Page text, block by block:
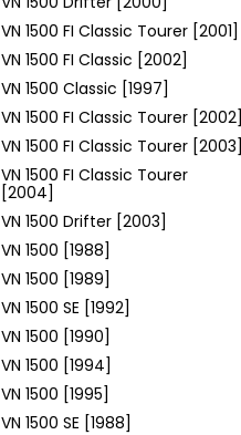
VN 1500 FI Classic Tourer [2001]
VN 1500 FI Classic [2002]
VN 1500 Classic [1997]
VN 1500 FI Classic Tourer [2002]
VN 1500 FI Classic Tourer [2003]
VN 1500 FI Classic Tourer
[2004]
VN 1500 Drifter [2003]
VN 1500 [1988]
VN 1500 [1989]
VN 1500 SE [1992]
VN 1500 [1990]
VN 1500 [1994]
VN 1500 [1995]
VN 1500 SE [1988]